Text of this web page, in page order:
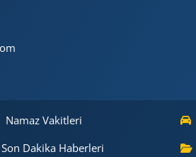
Namaz Vakitleri
Son Dakika Haberleri